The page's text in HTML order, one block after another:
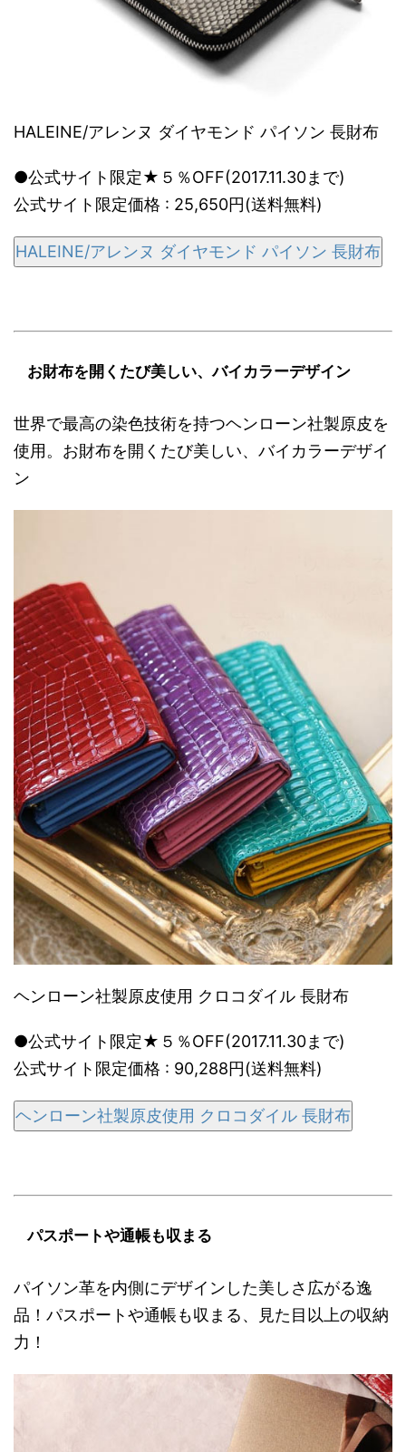
HALEINE/アレンヌ ダイヤモンド パイソン 長財布
●公式サイト限定★５％OFF(2017.11.30まで)
公式サイト限定価格 : 25,650円(送料無料)
HALEINE/アレンヌ ダイヤモンド パイソン 長財布
お財布を開くたび美しい、バイカラーデザイン
世界で最高の染色技術を持つヘンローン社製原皮を
使用。お財布を開くたび美しい、バイカラーデザイ
ン
ヘンローン社製原皮使用 クロコダイル 長財布
●公式サイト限定★５％OFF(2017.11.30まで)
公式サイト限定価格 : 90,288円(送料無料)
ヘンローン社製原皮使用 クロコダイル 長財布
パスポートや通帳も収まる
パイソン革を内側にデザインした美しさ広がる逸
品！パスポートや通帳も収まる、見た目以上の収納
力！